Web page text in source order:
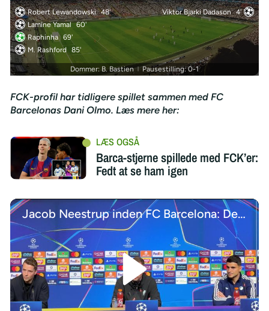
Robert Lewandowski 48'
Lamine Yamal 60'
Raphinha 69'
M. Rashford 85'
Viktor Bjarki Dadason 4'
Dommer: B. Bastien | Pausestilling: 0-1
FCK-profil har tidligere spillet sammen med FC
Barcelonas Dani Olmo. Læs mere her:
Barca-stjerne spillede med FCK’er:
Fedt at se ham igen
Jacob Neestrup inden FC Barcelona: Den hvide trøje forpligter